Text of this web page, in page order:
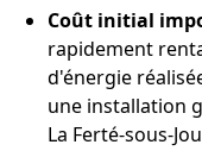
Coût initial
rapidement
d'énergie
une installation
La Ferté-sous-